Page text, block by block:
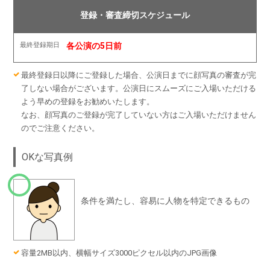
各公演の5日前
最終登録日以降にご登録した場合、公演日までに顔写真の審査が完
了しない場合がございます。公演日にスムーズにご入場いただける
よう早めの登録をお勧めいたします。
なお、顔写真のご登録が完了していない方はご入場いただけません
のでご注意ください。
OKな写真例
条件を満たし、容易に人物を特定できるもの
容量2MB以内、横幅サイズ3000ピクセル以内のJPG画像